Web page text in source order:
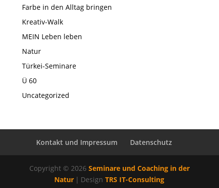
Farbe in den Alltag bringen
Kreativ-Walk
MEIN Leben leben
Natur
Türkei-Seminare
Ü 60
Uncategorized
Kontakt und Impressum Datenschutz
Copyright © 2026 Seminare und Coaching in der
Natur | DesignTRS IT-Consulting